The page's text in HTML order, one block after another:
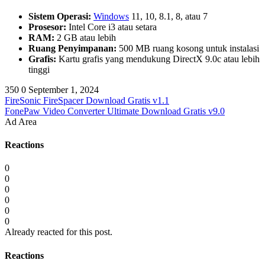
Sistem Operasi: Windows 11, 10, 8.1, 8, atau 7
Prosesor: Intel Core i3 atau setara
RAM: 2 GB atau lebih
Ruang Penyimpanan: 500 MB ruang kosong untuk instalasi
Grafis: Kartu grafis yang mendukung DirectX 9.0c atau lebih
tinggi
350 0 September 1, 2024
FireSonic FireSpacer Download Gratis v1.1
FonePaw Video Converter Ultimate Download Gratis v9.0
Ad Area
Reactions
0
0
0
0
0
0
Already reacted for this post.
Reactions